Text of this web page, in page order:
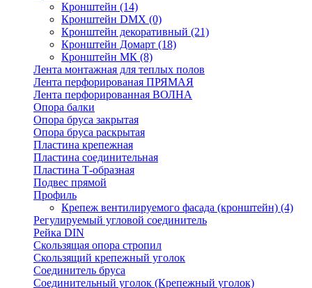
Кронштейн (14)
Кронштейн DMX (0)
Кронштейн декоративный (21)
Кронштейн Домарт (18)
Кронштейн МК (8)
Лента монтажная для теплых полов
Лента перфорированая ПРЯМАЯ
Лента перфорированная ВОЛНА
Опора балки
Опора бруса закрытая
Опора бруса раскрытая
Пластина крепежная
Пластина соединительная
Пластина Т-образная
Подвес прямой
Профиль
Крепеж вентилируемого фасада (кронштейн) (4)
Регулируемый угловой соединитель
Рейка DIN
Скользящая опора стропил
Скользящий крепежный уголок
Соединитель бруса
Соединительный уголок (Крепежный уголок)